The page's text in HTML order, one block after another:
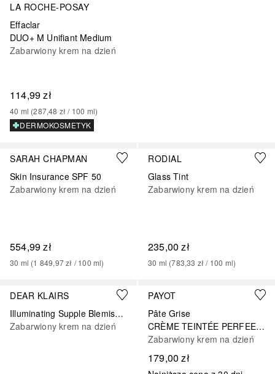
LA ROCHE-POSAY
Effaclar
DUO+ M Unifiant Medium
Zabarwiony krem na dzień
114,99 zł
40 ml (287,48 zł / 100 ml)
DERMOKOSMETYK
SARAH CHAPMAN
Skin Insurance SPF 50
Zabarwiony krem na dzień
554,99 zł
30 ml (1 849,97 zł / 100 ml)
RODIAL
Glass Tint
Zabarwiony krem na dzień
235,00 zł
30 ml (783,33 zł / 100 ml)
DEAR KLAIRS
Illuminating Supple Blemish Cream SPF40
Zabarwiony krem na dzień
PAYOT
Pâte Grise
CRÈME TEINTÉE PERFEECTRICE SPF30
Zabarwiony krem na dzień
179,00 zł